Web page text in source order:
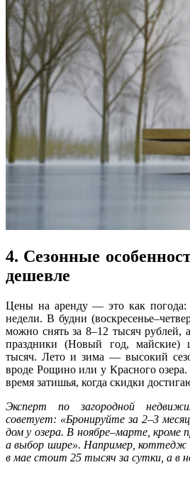
4. Сезонные
дешевле
Цены на аренду — это как погода:
недели. В будни
можно снять за 8–12 тысяч рублей,
праздники (Новый год, майские)
тысяч. Лето и зима — высокий
вроде Рощино или у Красного
время затишья, когда скидки
Эксперт по загородной
советует: «Бронируйте за 2–3
дом у озера. В ноябре–марте, кроме
а выбор шире». Например, коттедж
в мае стоит 25 тысяч за сутки, а в